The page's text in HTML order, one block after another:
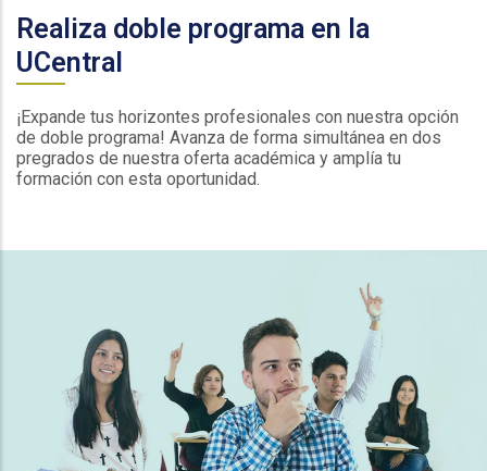
Realiza doble programa en la
UCentral
¡Expande tus horizontes profesionales con nuestra opción
de doble programa! Avanza de forma simultánea en dos
pregrados de nuestra oferta académica y amplía tu
formación con esta oportunidad.